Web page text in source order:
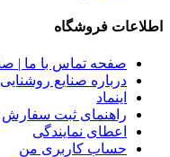
اطلاعات فروشگاه
صفحه تماس با ما |
درباره صنایع
اینماد
راهنمای ثبت سفارش
اعطای نمایندگی
حساب کاربری من